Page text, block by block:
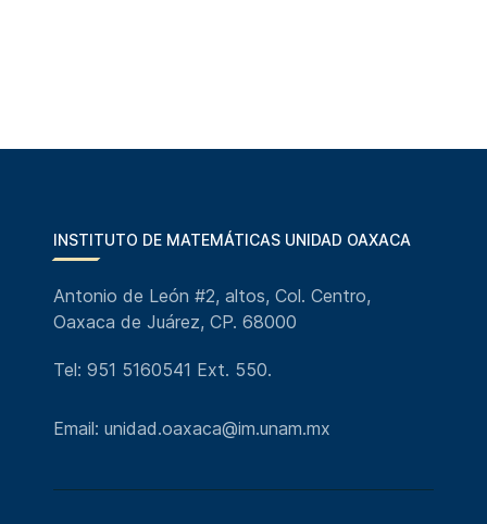
INSTITUTO DE MATEMÁTICAS UNIDAD OAXACA
Antonio de León #2, altos, Col. Centro,
Oaxaca de Juárez, CP. 68000
Tel: 951 5160541 Ext. 550.
Email: unidad.oaxaca@im.unam.mx